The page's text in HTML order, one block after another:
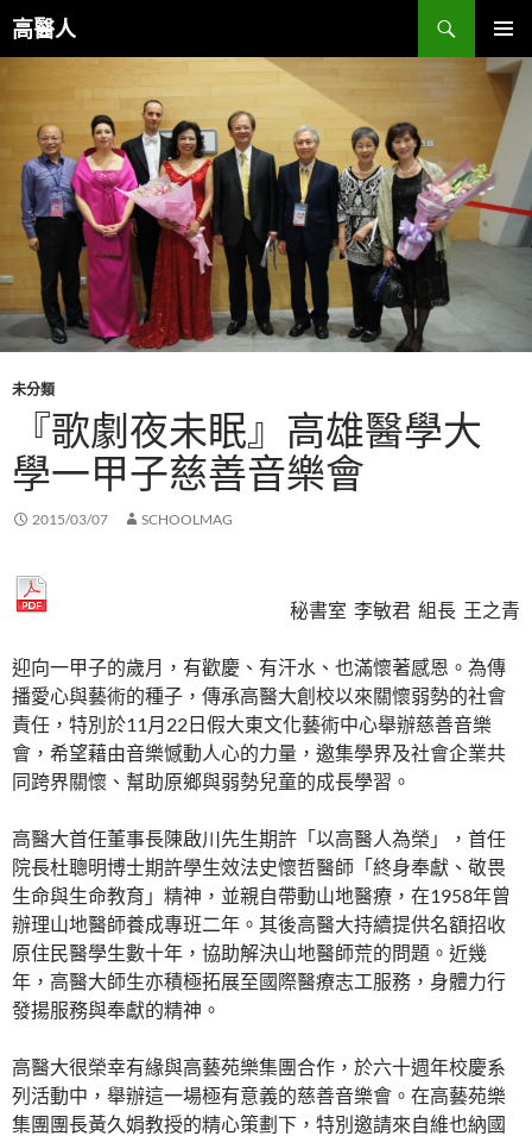
至高醫人
搜
尋
主要選單
未分類
『歌劇夜未眠』高雄醫學大
學一甲子慈善音樂會
2015/03/07 SCHOOLMAG
秘書室 李敏君 組長 王之青
迎向一甲子的歲月，有歡慶、有汗水、也滿懷著感恩。為傳
播愛心與藝術的種子，傳承高醫大創校以來關懷弱勢的社會
責任，特別於11月22日假大東文化藝術中心舉辦慈善音樂
會，希望藉由音樂憾動人心的力量，邀集學界及社會企業共
同跨界關懷、幫助原鄉與弱勢兒童的成長學習。
高醫大首任董事長陳啟川先生期許「以高醫人為榮」，首任
院長杜聰明博士期許學生效法史懷哲醫師「終身奉獻、敬畏
生命與生命教育」精神，並親自帶動山地醫療，在1958年曾
辦理山地醫師養成專班二年。其後高醫大持續提供名額招收
原住民醫學生數十年，協助解決山地醫師荒的問題。近幾
年，高醫大師生亦積極拓展至國際醫療志工服務，身體力行
發揚服務與奉獻的精神。
高醫大很榮幸有緣與高藝苑樂集團合作，於六十週年校慶系
列活動中，舉辦這一場極有意義的慈善音樂會。在高藝苑樂
集團團長黃久娟教授的精心策劃下，特別邀請來自維也納國